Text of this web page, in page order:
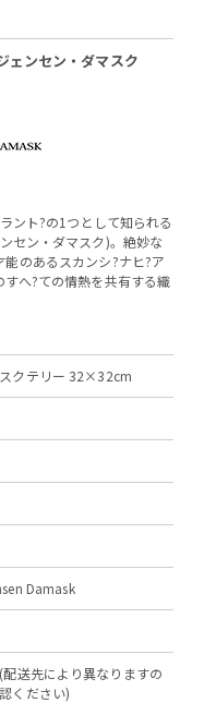
ンセン・ダマスク
ント?の1つとして知られる
セン・ダマスク)。絶妙な
のあるスカンシ?ナヒ?ア
へ?ての情熱を共有する織
クテリー 32×32cm
Damask
送先により異なりますの
ください)